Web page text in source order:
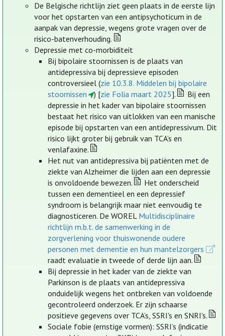
De Belgische richtlijn ziet geen plaats in de eerste lijn
voor het opstarten van een antipsychoticum in de
aanpak van depressie, wegens grote vragen over de
risico-batenverhouding.
Depressie met co-morbiditeit
Bij bipolaire stoornissen is de plaats van
antidepressiva bij depressieve episoden
controversieel (zie 10.3.8. Middelen bij bipolaire
stoornissen
) [zie Folia maart 2025].
Bij een
depressie in het kader van bipolaire stoornissen
bestaat het risico van uitlokken van een manische
episode bij opstarten van een antidepressivum. Dit
risico lijkt groter bij gebruik van TCA’s en
venlafaxine.
Het nut van antidepressiva bij patiënten met de
ziekte van Alzheimer die lijden aan een depressie
is onvoldoende bewezen.
Het onderscheid
tussen een dementieel en een depressief
syndroom is belangrijk maar niet eenvoudig te
diagnosticeren. De WOREL Multidisciplinaire
richtlijn m.b.t. de samenwerking in de
zorgverlening voor thuiswonende oudere
personen met dementie en hun mantelzorgers
raadt evaluatie in tweede of derde lijn aan.
Bij depressie in het kader van de ziekte van
Parkinson is de plaats van antidepressiva
onduidelijk wegens het ontbreken van voldoende
gecontroleerd onderzoek. Er zijn schaarse
positieve gegevens over TCA’s, SSRI's en SNRI's.
Sociale fobie (ernstige vormen): SSRI’s (indicatie